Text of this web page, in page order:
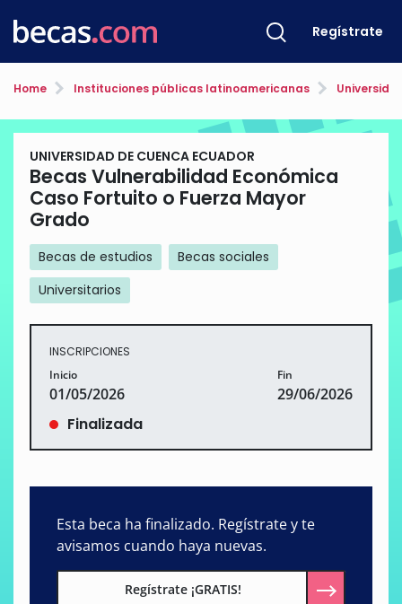
Regístrate
Home Instituciones públicas latinoamericanas
UNIVERSIDAD DE CUENCA ECUADOR
Becas Vulnerabilidad Económica
Caso Fortuito o Fuerza Mayor
Grado
Becas de estudios
Becas sociales
Universitarios
INSCRIPCIONES
Inicio
01/05/2026
Fin
29/06/2026
Finalizada
Esta beca ha finalizado. Regístrate y te
avisamos cuando haya nuevas.
Regístrate ¡GRATIS!